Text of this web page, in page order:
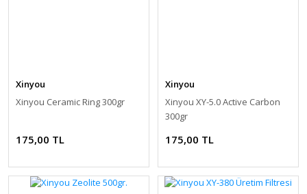
Xinyou
Xinyou Ceramic Ring 300gr
175,00 TL
Xinyou
Xinyou XY-5.0 Active Carbon
300gr
175,00 TL